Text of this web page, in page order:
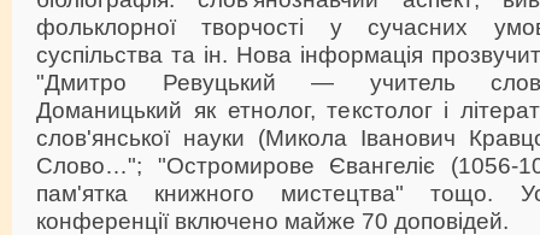
фольклорної творчості у сучасних
суспільства та ін. Нова інформація
"Дмитро Ревуцький — учитель
Доманицький як етнолог, текстолог і
слов'янської науки (Микола Іванович
Слово…"; "Остромирове Євангеліє (1056-
пам'ятка книжного мистецтва" тощо.
конференції включено майже 70 доповідей.